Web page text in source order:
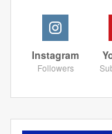
Instagram
Followers